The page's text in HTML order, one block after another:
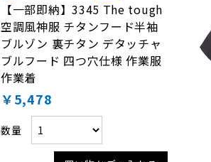
【一部即納】3345 The tough
空調風神服 チタンフード半袖
ブルゾン 裏チタン デタッチャ
ブルフード 四つ穴仕様 作業服
作業着
￥5,478
数量